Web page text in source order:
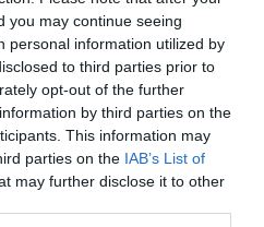
you may continue seeing
personal information utilized by
to third parties prior to
opt-out of the further
by third parties on the
This information may
parties on the IAB’s List of
may further disclose it to other
και εκπαιδευτικούς,
λύσεις που βοηθούν τα
Με πάθος για την
και τηνενσυναίσθηση,
τα εμπόδια και
διαφορετικότητα.
στη συνεχή μείωση του
προσφέροντας στην
την εκπαιδευτική
Επιλέγοντας τη Miniland,